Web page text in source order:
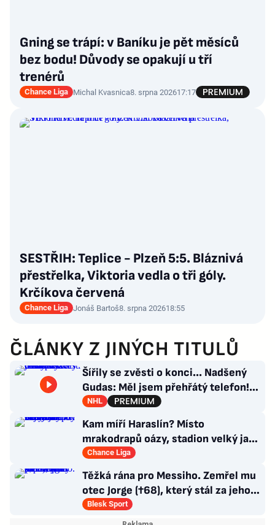
Gning se trápí: v Baníku je pět měsíců
bez bodu! Důvody se opakují u tří
trenérů
Chance Liga Michal Kvasnica8. srpna 202617:17
SESTŘIH: Teplice - Plzeň 5:5. Bláznivá
přestřelka, Viktoria vedla o tři góly.
Krčíkova červená
Chance Liga Jonáš Bartoš8. srpna 202618:55
ČLÁNKY Z JINÝCH TITULŮ
Šířily se zvěsti o konci... Nadšený
Gudas: Měl jsem přehřátý telefon!
Co návrat do Česka?
NHL
Kam míří Haraslín? Místo
mrakodrapů oázy, stadion velký jak
v Plzni. Byl by největší hvězdou
Chance Liga
Těžká rána pro Messiho. Zemřel mu
otec Jorge (†68), který stál za jeho
úspěchy
Blesk Sport